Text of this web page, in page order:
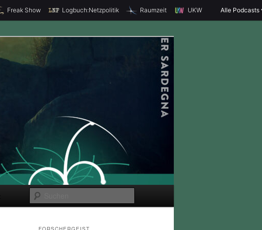
Freak Show Logbuch:Netzpolitik Raumzeit UKW Alle Podcasts
u